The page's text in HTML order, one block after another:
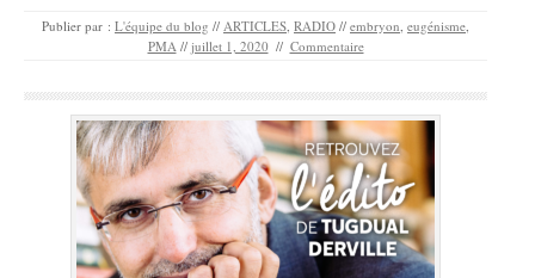
Publier par : L'équipe du blog // ARTICLES RADIO // embryon eugénisme
PMA // juillet 1, 2020 // Commentaire